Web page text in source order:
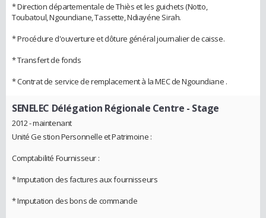
* Direction départementale de Thiès et les guichets (Notto,
Toubatoul, Ngoundiane, Tassette, Ndiayéne Sirah.
* Procédure d'ouverture et clôture général journalier de caisse.
* Transfert de fonds
* Contrat de service de remplacement à la MEC de Ngoundiane .
SENELEC Délégation Régionale Centre - Stage
2012 - maintenant
Unité Ge stion Personnelle et Patrimoine :
Comptabilité Fournisseur :
* Imputation des factures aux fournisseurs
* Imputation des bons de commande